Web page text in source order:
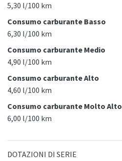
5,30 l/100 km
Consumo carburante Basso
6,30 l/100 km
Consumo carburante Medio
4,90 l/100 km
Consumo carburante Alto
4,60 l/100 km
Consumo carburante Molto Alto
6,00 l/100 km
DOTAZIONI DI SERIE